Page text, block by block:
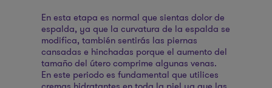
En esta etapa es normal que sientas dolor de
espalda, ya que la curvatura de la espalda se
modifica, también sentirás las piernas
cansadas e hinchadas porque el aumento del
tamaño del útero comprime algunas venas.
En este periodo es fundamental que utilices